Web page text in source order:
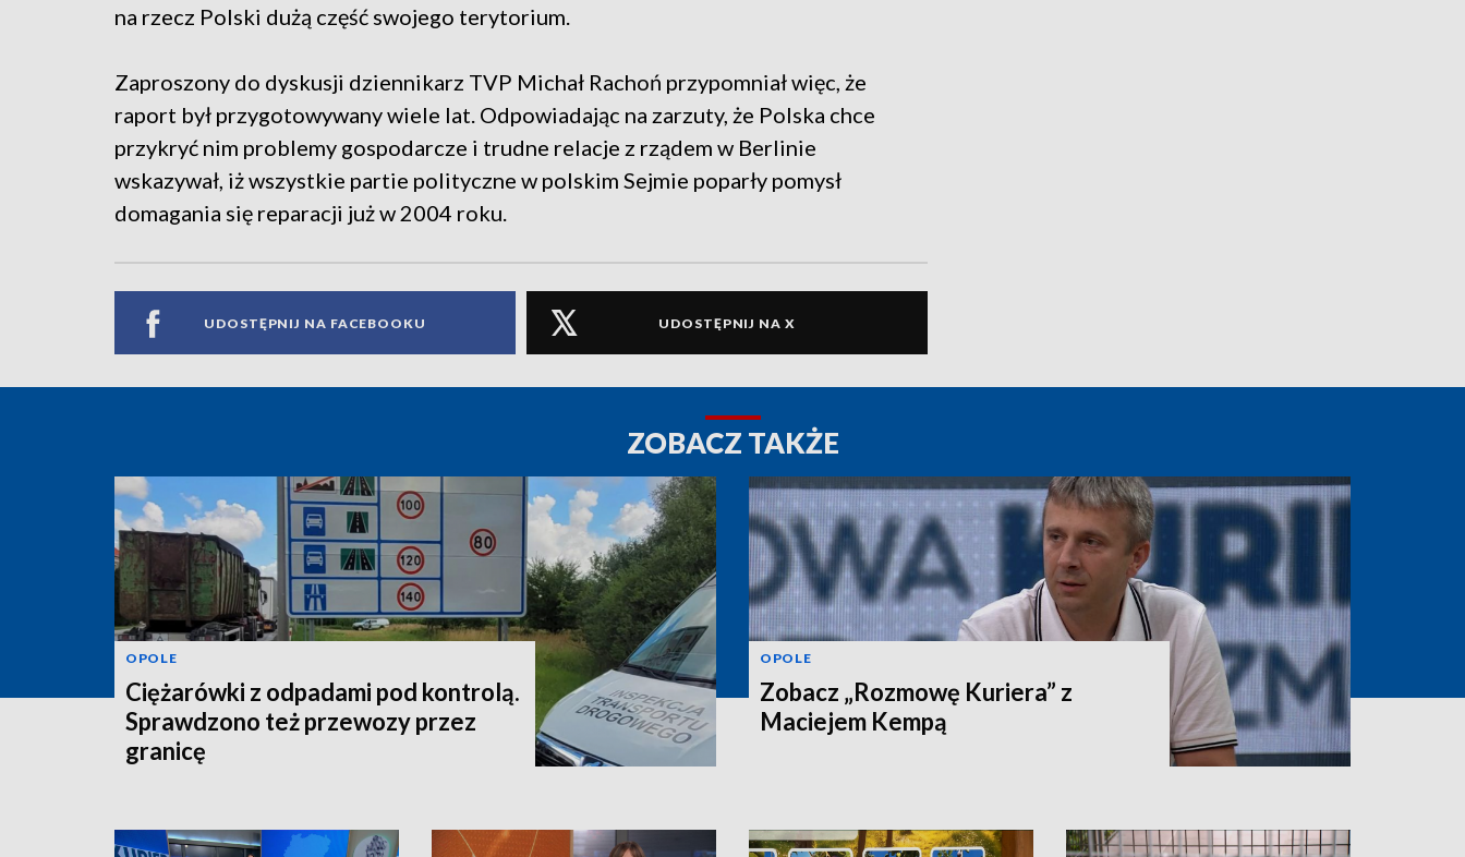
na rzecz Polski dużą część swojego terytorium.
Zaproszony do dyskusji dziennikarz TVP Michał Rachoń przypomniał więc, że
raport był przygotowywany wiele lat. Odpowiadając na zarzuty, że Polska chce
przykryć nim problemy gospodarcze i trudne relacje z rządem w Berlinie
wskazywał, iż wszystkie partie polityczne w polskim Sejmie poparły pomysł
domagania się reparacji już w 2004 roku.
UDOSTĘPNIJ NA FACEBOOKU UDOSTĘPNIJ NA X
ZOBACZ TAKŻE
OPOLE
Ciężarówki z odpadami pod kontrolą.
Sprawdzono też przewozy przez
granicę
OPOLE
Zobacz „Rozmowę Kuriera” z
Maciejem Kempą